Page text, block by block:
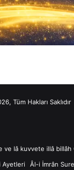
Tüm Hakları
Ayetleri Âl-i İmrân